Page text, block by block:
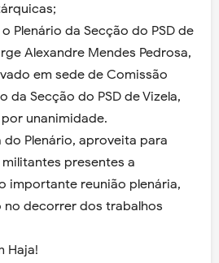
Plenário da Secção do PSD de
Alexandre Mendes Pedrosa,
em sede de Comissão
da Secção do PSD de Vizela,
unanimidade.
do Plenário, aproveita para
presentes a
importante reunião plenária,
no decorrer dos trabalhos
Haja!